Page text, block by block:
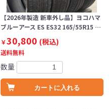
【2026年製造 新車外し品】ヨコハマ
ブルーアース ES ES32 165/55R15 …
￥30,800 (税込)
送料無料
数量
カートに入れる